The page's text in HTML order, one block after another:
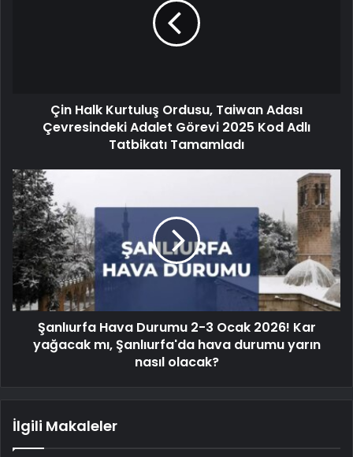
Çin Halk Kurtuluş Ordusu, Taiwan Adası
Çevresindeki Adalet Görevi 2025 Kod Adlı
Tatbikatı Tamamladı
Şanlıurfa Hava Durumu 2-3 Ocak 2026! Kar
yağacak mı, Şanlıurfa'da hava durumu yarın
nasıl olacak?
İlgili Makaleler